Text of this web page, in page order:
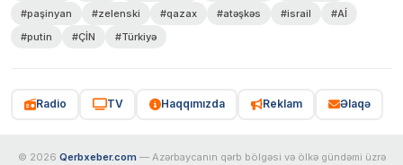
#paşinyan
#zelenski #qazax #atəşkəs #israil
#Aİ
#putin
#ÇİN #Türkiyə
Radio TV Haqqımızda Reklam Əlaqə
© 2026 Qerbxeber.com — Azərbaycanın qərb bölgəsi və ölkə gündəmi üzrə